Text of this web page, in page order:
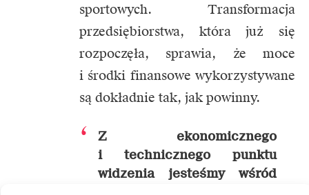
sportowych. Transformacja
przedsiębiorstwa, która już się
rozpoczęła, sprawia, że moce
i środki finansowe wykorzystywane
są dokładnie tak, jak powinny.
Z ekonomicznego
i technicznego punktu
widzenia jesteśmy wśród